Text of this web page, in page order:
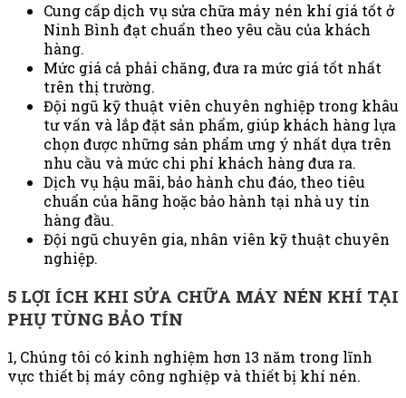
Cung cấp dịch vụ sửa chữa máy nén khí giá tốt ở
Ninh Bình đạt chuẩn theo yêu cầu của khách
hàng.
Mức giá cả phải chăng, đưa ra mức giá tốt nhất
trên thị trường.
Đội ngũ kỹ thuật viên chuyên nghiệp trong khâu
tư vấn và lắp đặt sản phẩm, giúp khách hàng lựa
chọn được những sản phẩm ưng ý nhất dựa trên
nhu cầu và mức chi phí khách hàng đưa ra.
Dịch vụ hậu mãi, bảo hành chu đáo, theo tiêu
chuẩn của hãng hoặc bảo hành tại nhà uy tín
hàng đầu.
Đội ngũ chuyên gia, nhân viên kỹ thuật chuyên
nghiệp.
5 LỢI ÍCH KHI SỬA CHỮA MÁY NÉN KHÍ TẠI
PHỤ TÙNG BẢO TÍN
1, Chúng tôi có kinh nghiệm hơn 13 năm trong lĩnh
vực thiết bị máy công nghiệp và thiết bị khí nén.